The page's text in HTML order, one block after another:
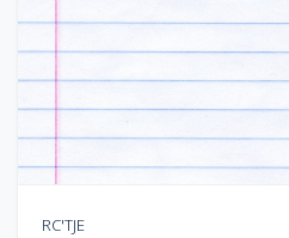
RC'TJE